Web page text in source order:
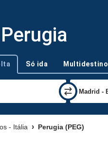
Só ida Multidestino
- Itália Perugia (PEG)